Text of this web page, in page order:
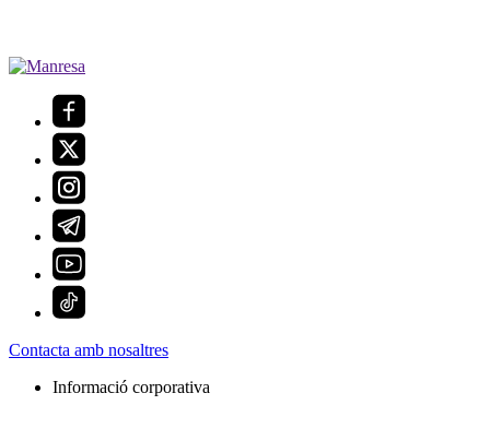
Contacta amb nosaltres
Informació corporativa